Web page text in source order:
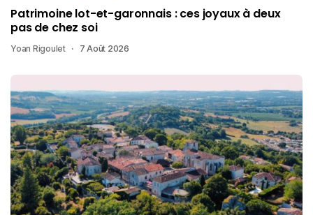
Patrimoine lot-et-garonnais : ces joyaux à deux
pas de chez soi
Yoan Rigoulet 7 Août 2026